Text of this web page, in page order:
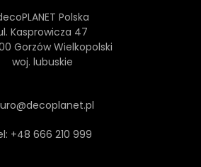
Polska
Kasprowicza 47
Gorzów Wielkopolski
woj. lubuskie
+48 666 210 999